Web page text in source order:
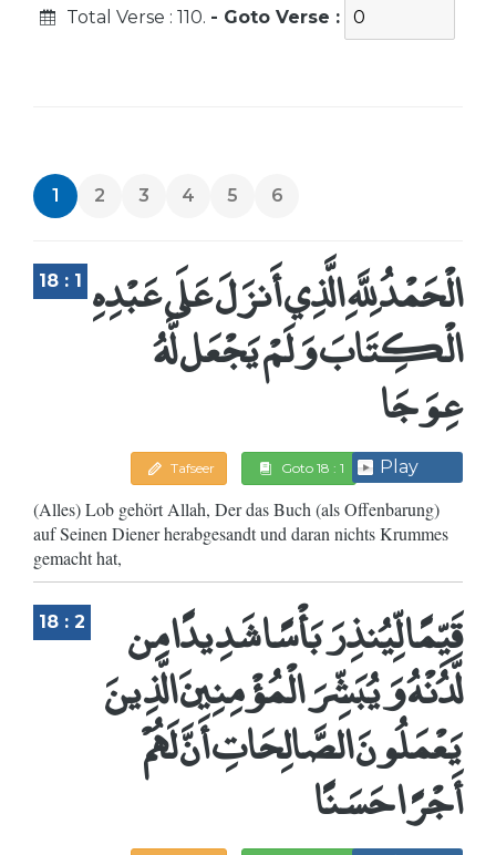
Total Verse : 110. - Goto Verse :
1 2 3 4 5 6
18 : 1 الْحَمْدُ لِلَّهِ الَّذِي أَنزَلَ عَلَى عَبْدِهِ
الْكِتَابَ وَلَمْ يَجْعَل لَّهُ
عِوَجَا
Tafseer Goto 18 : 1 Play
(Alles) Lob gehört Allah, Der das Buch (als Offenbarung)
auf Seinen Diener herabgesandt und daran nichts Krummes
gemacht hat,
18 : 2 قَيِّمًا لِّيُنذِرَ بَأْسًا شَدِيدًا مِن
لَّدُنْهُ وَيُبَشِّرَ الْمُؤْمِنِينَ الَّذِينَ
يَعْمَلُونَ الصَّالِحَاتِ أَنَّ لَهُمْ
أَجْرًا حَسَنًا